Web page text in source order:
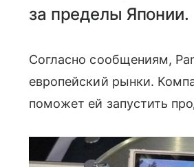
за пределы Японии.
Согласно сообщениям,
европейский рынки.
поможет ей запустить